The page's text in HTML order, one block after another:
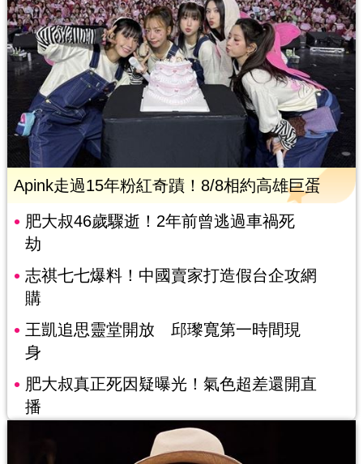
Apink走過15年粉紅奇蹟！8/8相約高雄巨蛋
肥大叔46歲驟逝！2年前曾逃過車禍死
劫
志祺七七爆料！中國賣家打造假台企攻網
購
王凱追思靈堂開放 邱瓈寬第一時間現
身
肥大叔真正死因疑曝光！氣色超差還開直
播